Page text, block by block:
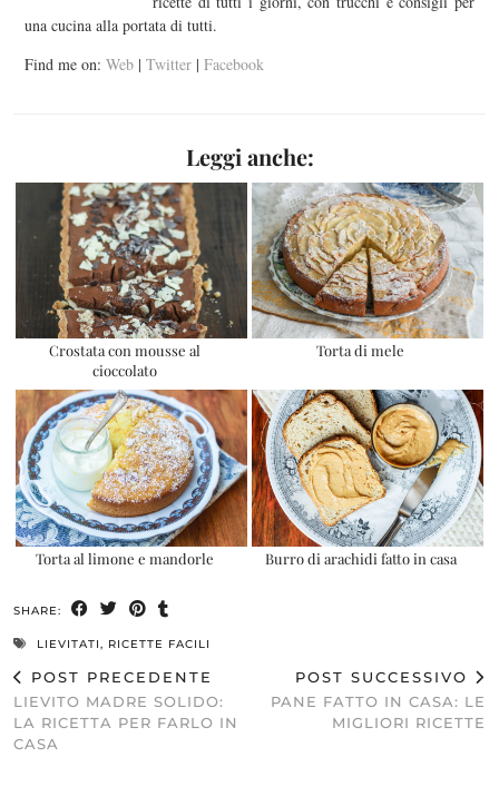
una cucina alla portata di tutti.
Find me on: Web | Twitter | Facebook
Leggi anche:
Crostata con mousse al
cioccolato
Torta di mele
Torta al limone e mandorle Burro di arachidi fatto in casa
SHARE:
LIEVITATI, RICETTE FACILI
POST PRECEDENTE
LIEVITO MADRE SOLIDO:
LA RICETTA PER FARLO IN
CASA
POST SUCCESSIVO
PANE FATTO IN CASA: LE
MIGLIORI RICETTE